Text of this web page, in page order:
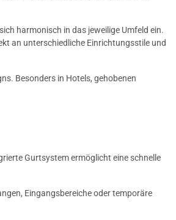
harmonisch in das jeweilige Umfeld ein.
an unterschiedliche Einrichtungsstile und
Besonders in Hotels, gehobenen
Gurtsystem ermöglicht eine schnelle
Eingangsbereiche oder temporäre